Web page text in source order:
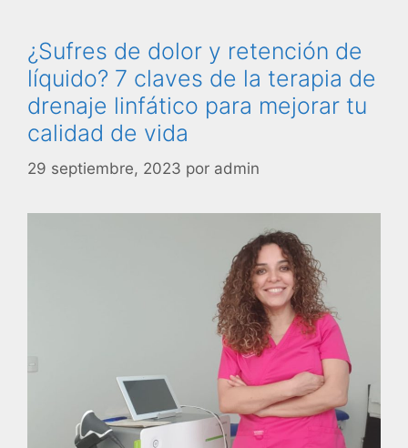
¿Sufres de dolor y retención de
líquido? 7 claves de la terapia de
drenaje linfático para mejorar tu
calidad de vida
29 septiembre, 2023 por admin